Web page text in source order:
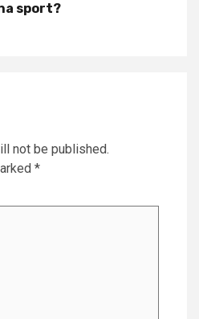
sport?
not be published.
*